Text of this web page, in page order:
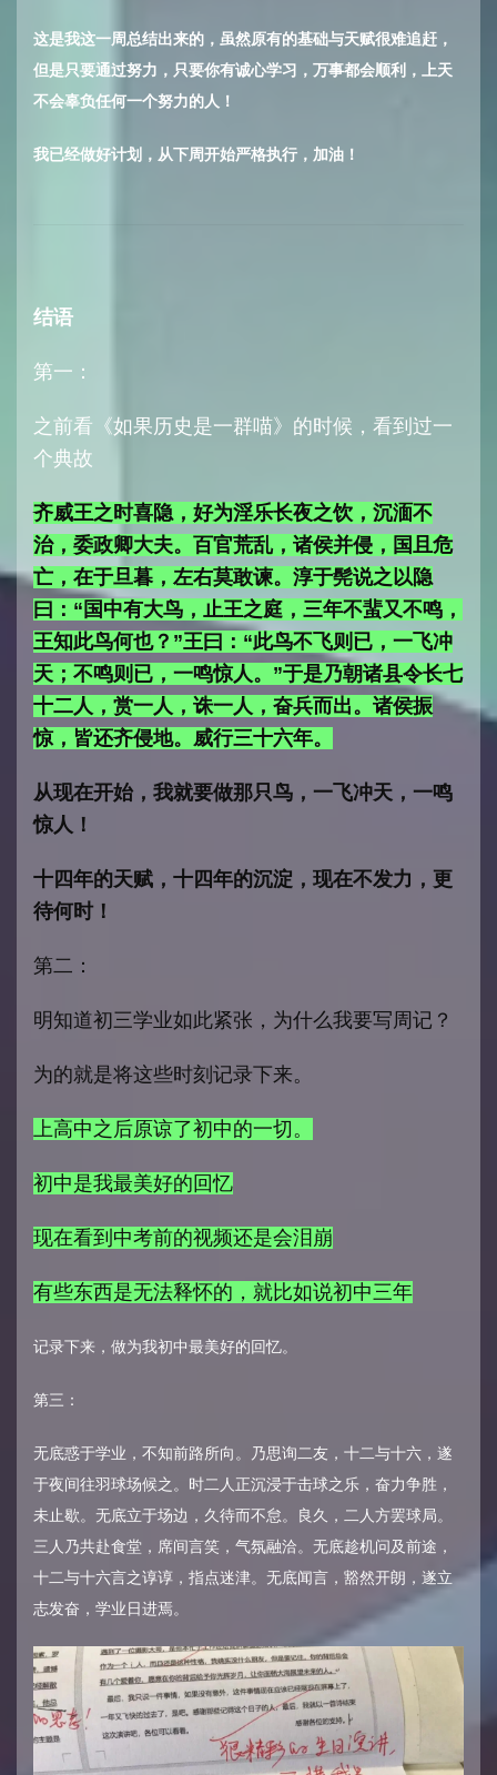
这是我这一周总结出来的， 虽然原有的基础与天赋很难追赶，
但是只要通过努力，只要你有诚心学习，万事都会顺利，上天
不会辜负任何一个努力的人！
我已经做好计划，从下周开始严格执行，加油！
结语
第一：
之前看《如果历史是一群喵》的时候，看到过一
个典故
齐威王之时喜隐，好为淫乐长夜之饮，沉湎不
治，委政卿大夫。百官荒乱，诸侯并侵，国且危
亡，在于旦暮，左右莫敢谏。淳于髡说之以隐
曰：“国中有大鸟，止王之庭，三年不蜚又不鸣，
王知此鸟何也？”王曰：“此鸟不飞则已，一飞冲
天；不鸣则已，一鸣惊人。”于是乃朝诸县令长七
十二人，赏一人，诛一人，奋兵而出。诸侯振
惊，皆还齐侵地。威行三十六年。
从现在开始，我就要做那只鸟，一飞冲天，一鸣
惊人！
十四年的天赋，十四年的沉淀，现在不发力，更
待何时！
第二：
明知道初三学业如此紧张，为什么我要写周记？
为的就是将这些时刻记录下来。
上高中之后原谅了初中的一切。
初中是我最美好的回忆
现在看到中考前的视频还是会泪崩
有些东西是无法释怀的，就比如说初中三年
记录下来，做为我初中最美好的回忆。
第三：
无底惑于学业，不知前路所向。乃思询二友，十二与十六，遂
于夜间往羽球场候之。时二人正沉浸于击球之乐，奋力争胜，
未止歇。无底立于场边，久待而不怠。良久，二人方罢球局。
三人乃共赴食堂，席间言笑，气氛融洽。无底趁机问及前途，
十二与十六言之谆谆，指点迷津。无底闻言，豁然开朗，遂立
志发奋，学业日进焉。